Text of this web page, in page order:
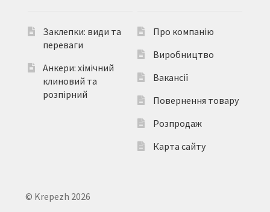
Заклепки: види та
переваги
Анкери: хімічний
клиновий та
розпірний
Про компанію
Виробництво
Вакансії
Повернення товару
Розпродаж
Карта сайту
© Krepezh 2026